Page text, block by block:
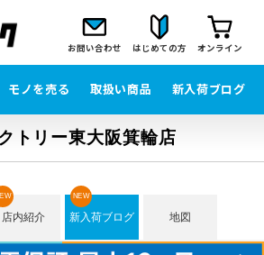
お問い合わせ はじめての方 オンライン
モノを売る 取扱い商品 新入荷ブログ
トリー東大阪箕輪店
店内紹介 新入荷ブログ
NEW
地図